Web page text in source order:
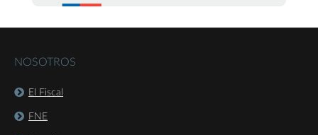
NOSOTROS
El Fiscal
FNE